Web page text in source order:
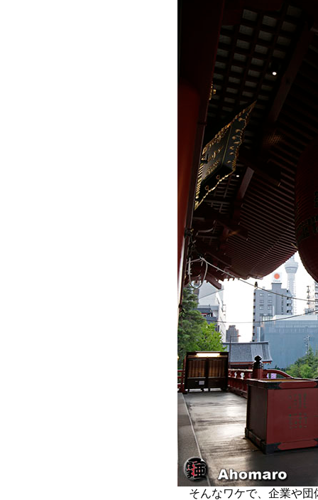
そんなワケで、企業や団